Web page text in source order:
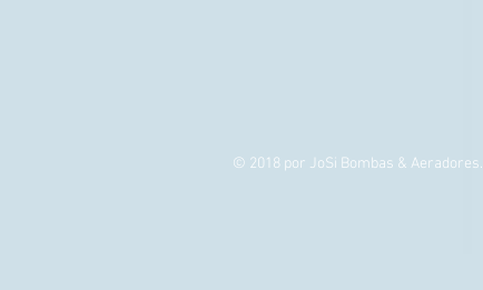
© 2018 por JoSi Bombas & Aeradores.